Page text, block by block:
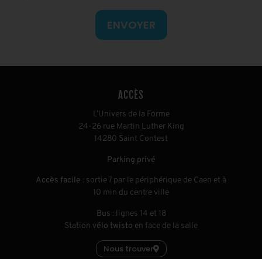
ENVOYER
ACCÈS
L’Univers de la Forme
24-26 rue Martin Luther King
14280 Saint Contest
Parking privé
Accès facile : sortie 7 par le périphérique de Caen et à
10 min du centre ville
Bus : lignes 14 et 18
Station vélo twisto en face de la salle
Nous trouver